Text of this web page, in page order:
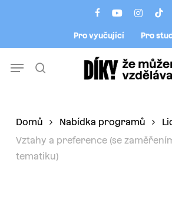
facebookyoutubeinstagram
tiktok
Pro vyučující Pro
Menu
Domů Nabídka programů
Vztahy a preference (se
tematiku)